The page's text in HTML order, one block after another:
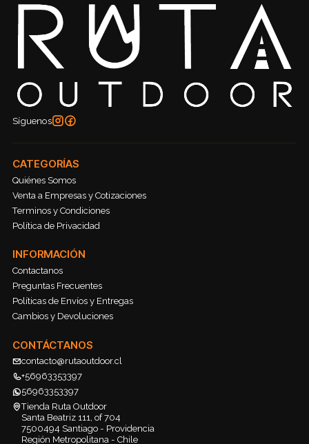
Síguenos
CATEGORÍAS
Quiénes Somos
Venta a Empresas y Cotizaciones
Terminos y Condiciones
Política de Privacidad
INFORMACIÓN
Contactanos
Preguntas Frecuentes
Políticas de Envíos y Entregas
Cambios y Devoluciones
CONTÁCTANOS
contacto@rutaoutdoor.cl
+56963353397
56963353397
Tienda Ruta Outdoor
Santa Beatriz 111, of 704
7500494 Santiago - Providencia
Región Metropolitana - Chile